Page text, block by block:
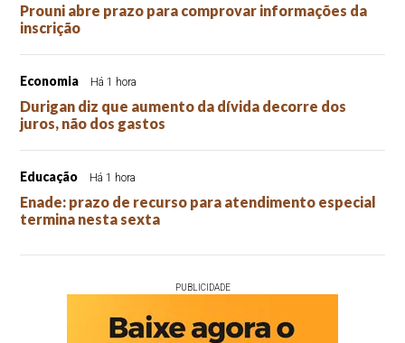
Prouni abre prazo para comprovar informações da
inscrição
Economia Há 1 hora
Durigan diz que aumento da dívida decorre dos
juros, não dos gastos
Educação Há 1 hora
Enade: prazo de recurso para atendimento especial
termina nesta sexta
PUBLICIDADE